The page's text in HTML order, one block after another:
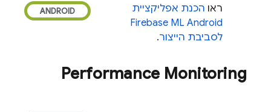
ראו הכנת אפליקציית
Firebase ML Android
לסביבת הייצור.
Performance Monitoring